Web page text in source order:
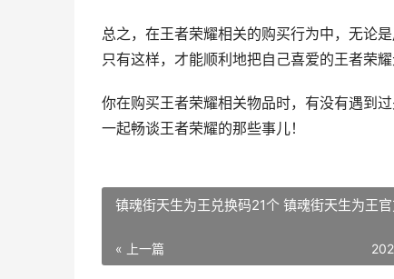
总之，在王者荣耀相关的购买行为中，无论
只有这样，才能顺利地把自己喜爱的王者荣
你在购买王者荣耀相关物品时，有没有遇到
一起畅谈王者荣耀的那些事儿！
镇魂街天生为王兑换码21个 镇魂街天生为王
« 上一篇